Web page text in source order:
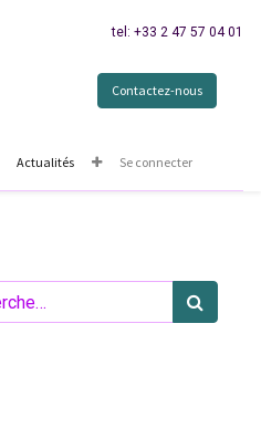
tel: +33 2 47 57 04 01
Contactez-nous
Actualités Se connecter